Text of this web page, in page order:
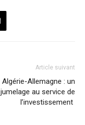
Article suivant
Algérie-Allemagne : un
jumelage au service de
l’investissement